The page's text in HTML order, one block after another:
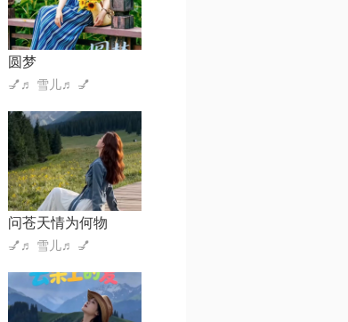
圆梦
💅♬ 雪儿♬ 💅
问苍天情为何物
💅♬ 雪儿♬ 💅